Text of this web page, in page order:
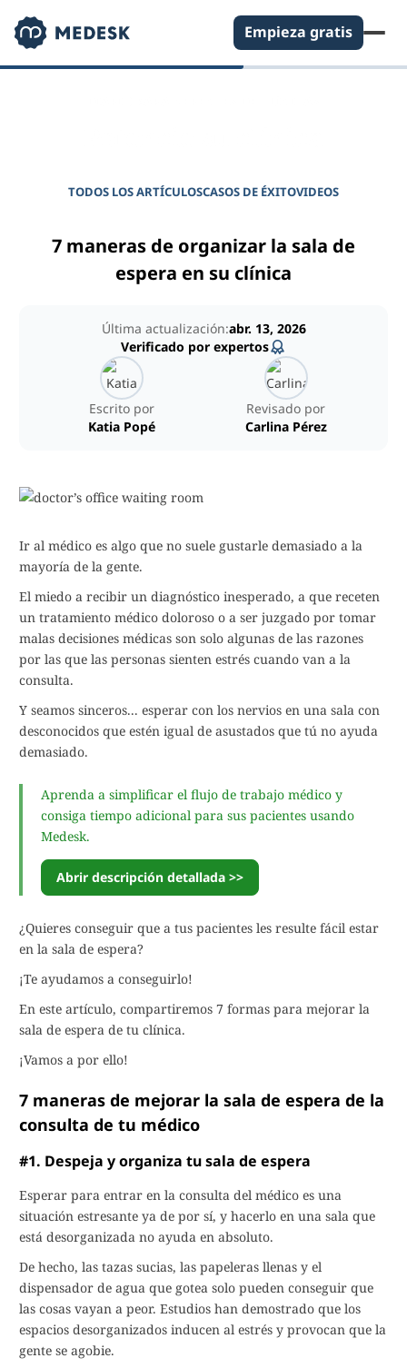
Empieza gratis
TODOS LOS ARTÍCULOSCASOS DE ÉXITOVIDEOS
7 maneras de organizar la sala de
espera en su clínica
Escrito por
Katia Popé
Revisado por
Carlina Pérez
Última actualización:abr. 13, 2026
Verificado por expertos
Ir al médico es algo que no suele gustarle demasiado a la
mayoría de la gente.
El miedo a recibir un diagnóstico inesperado, a que receten
un tratamiento médico doloroso o a ser juzgado por tomar
malas decisiones médicas son solo algunas de las razones
por las que las personas sienten estrés cuando van a la
consulta.
Y seamos sinceros... esperar con los nervios en una sala con
desconocidos que estén igual de asustados que tú no ayuda
demasiado.
Aprenda a simplificar el flujo de trabajo médico y
consiga tiempo adicional para sus pacientes usando
Medesk.
Abrir descripción detallada >>
¿Quieres conseguir que a tus pacientes les resulte fácil estar
en la sala de espera?
¡Te ayudamos a conseguirlo!
En este artículo, compartiremos 7 formas para mejorar la
sala de espera de tu clínica.
¡Vamos a por ello!
7 maneras de mejorar la sala de espera de la
consulta de tu médico
#1. Despeja y organiza tu sala de espera
Esperar para entrar en la consulta del médico es una
situación estresante ya de por sí, y hacerlo en una sala que
está desorganizada no ayuda en absoluto.
De hecho, las tazas sucias, las papeleras llenas y el
dispensador de agua que gotea solo pueden conseguir que
las cosas vayan a peor. Estudios han demostrado que los
espacios desorganizados inducen al estrés y provocan que la
gente se agobie.